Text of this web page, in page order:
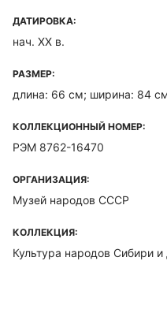
ДАТИРОВКА:
нач. XX в.
РАЗМЕР:
длина: 66 см; ширина: 84
КОЛЛЕКЦИОННЫЙ НОМЕР:
РЭМ 8762-16470
ОРГАНИЗАЦИЯ:
Музей народов СССР
КОЛЛЕКЦИЯ:
Культура народов Сибири и